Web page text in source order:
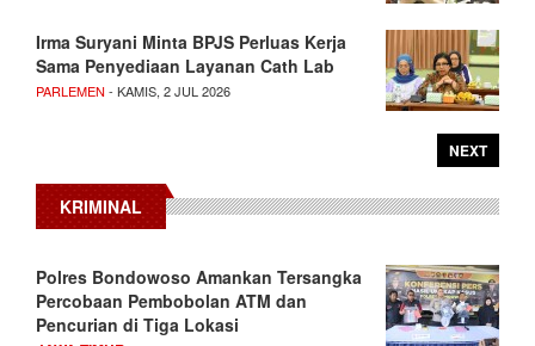
Irma Suryani Minta BPJS Perluas Kerja
Sama Penyediaan Layanan Cath Lab
PARLEMEN - KAMIS, 2 JUL 2026
NEXT
KRIMINAL
Polres Bondowoso Amankan Tersangka
Percobaan Pembobolan ATM dan
Pencurian di Tiga Lokasi